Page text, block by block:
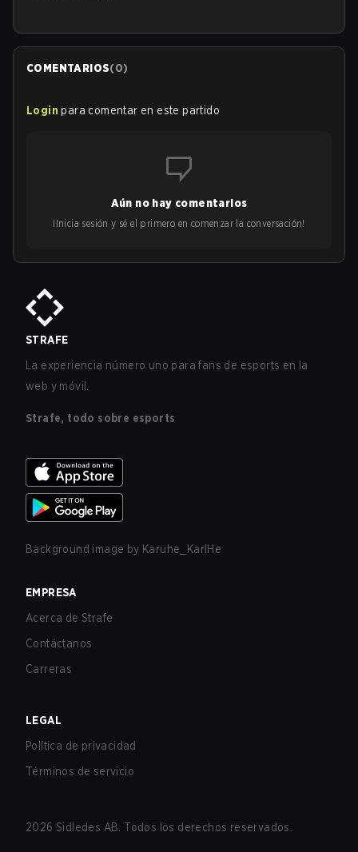
COMENTARIOS(0)
Login para comentar en este partido
Aún no hay comentarios
¡Inicia sesión y sé el primero en comenzar la conversación!
STRAFE
La experiencia número uno para fans de esports en la
web y móvil.
Strafe, todo sobre esports
Background image by Karuhe_KarlHe
EMPRESA
Acerca de Strafe
Contáctanos
Carreras
LEGAL
Política de privacidad
Términos de servicio
2026 Sidledes AB. Todos los derechos reservados.